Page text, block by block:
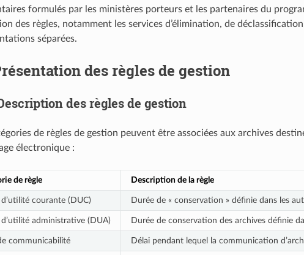
formulés par les ministères porteurs et les partenaires du
des règles, notamment les services d’élimination, de
séparées.
des règles de gestion
des règles de gestion
de règles de gestion peuvent être associées aux archives
électronique :
de règle Description de la règle
courante (DUC) Durée de « conservation » définie dans les
administrative (DUA) Durée de conservation des archives définie
communicabilité Délai pendant lequel la communication